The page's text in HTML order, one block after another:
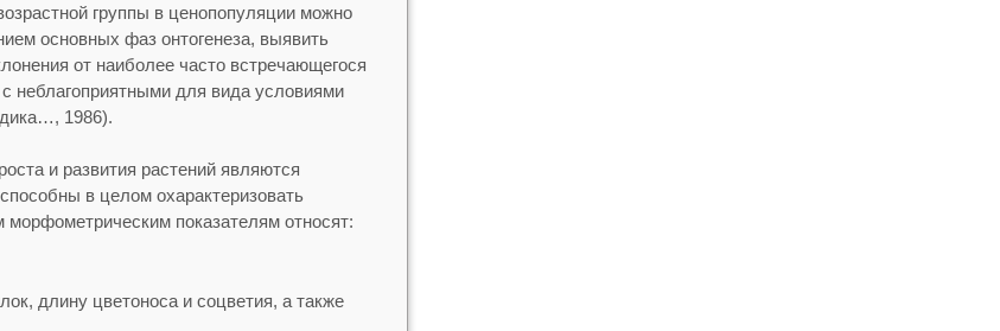
группы в ценопопуляции можно
основных фаз онтогенеза, выявить
от наиболее часто встречающегося
с неблагоприятными для вида условиями
1986).
и развития растений являются
в целом охарактеризовать
показателям относят:
длину цветоноса и соцветия, а также